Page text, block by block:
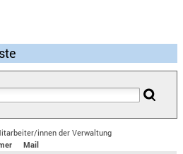
innen der Verwaltung
Mail